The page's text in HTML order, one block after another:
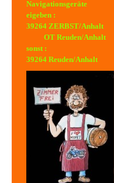
Navigationsgeräte
eigeben :
39264 ZERBST/Anhalt
OT Reuden/Anhalt
sonst :
39264 Reuden/Anhalt